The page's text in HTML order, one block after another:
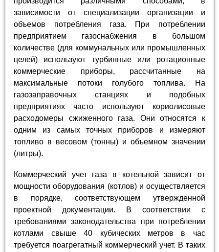
зависимости от специализации организации и
объемов потребления газа. При потреблении
предприятием газоснабжения в большом
количестве (для коммунальных или промышленных
целей) используют турбинные или ротационные
коммерческие приборы, рассчитанные на
максимальные потоки голубого топлива. На
газозаправочных станциях и подобных
предприятиях часто используют кориолисовые
расходомеры сжиженного газа. Они относятся к
одним из самых точных приборов и измеряют
топливо в весовом (тонны) и объемном значении
(литры).
Коммерческий учет газа в котельной зависит от
мощности оборудования (котлов) и осуществляется
в порядке, соответствующем утвержденной
проектной документации. В соответствии с
требованиями законодательства при потреблении
котлами свыше 40 кубических метров в час
требуется поагрегатный коммерческий учет. В таких